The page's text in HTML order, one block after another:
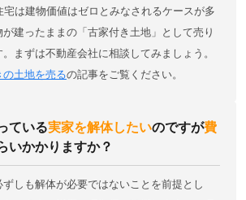
宅は建物価値はゼロとみなされるケースが多
建ったままの「古家付き土地」として売り
まずは不動産会社に相談してみましょう。
の土地を売るの記事をご覧ください。
ている実家を解体したいのですが費
いかかりますか？
しも解体が必要ではないことを前提とし